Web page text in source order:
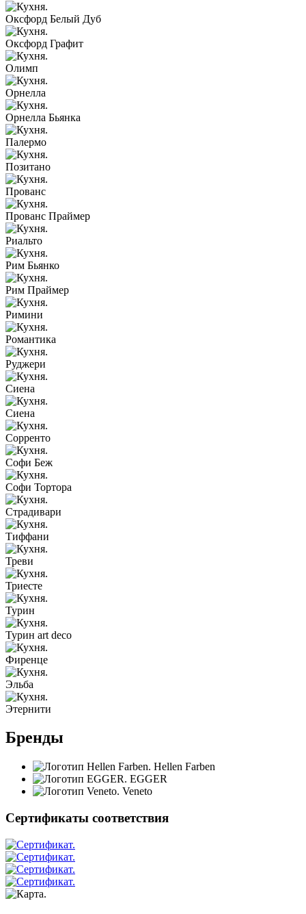
Оксфорд Белый Дуб
Оксфорд Графит
Олимп
Орнелла
Орнелла Бьянка
Палермо
Позитано
Прованс
Прованс Праймер
Риальто
Рим Бьянко
Рим Праймер
Римини
Романтика
Руджери
Сиена
Сиена
Сорренто
Софи Беж
Софи Тортора
Страдивари
Тиффани
Треви
Триесте
Турин
Турин art deco
Фиренце
Эльба
Этернити
Бренды
Hellen Farben
EGGER
Veneto
Сертификаты соответствия